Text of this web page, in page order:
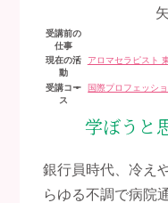
受講前の
仕事
現在の活
動
アロマセラピスト
受講コー
ス
国際プロフェッシ
学ぼうと
銀行員時代、冷え
らゆる不調で病院